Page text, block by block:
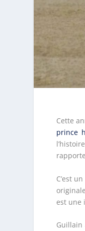
Cette
prince
C’est
est une
Guillain